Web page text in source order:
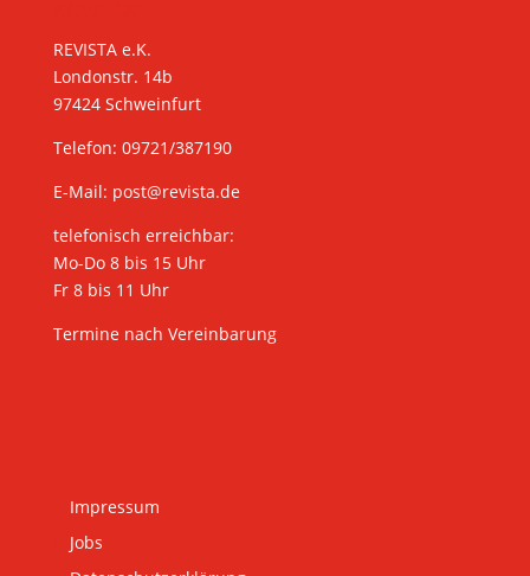
REVISTA e.K.
Londonstr. 14b
97424 Schweinfurt
Telefon: 09721/387190
E-Mail: post@revista.de
telefonisch erreichbar:
Mo-Do 8 bis 15 Uhr
Fr 8 bis 11 Uhr
Termine nach Vereinbarung
Impressum
Jobs